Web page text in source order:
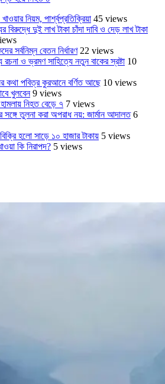
নিয়ম, পার্শ্বপ্রতিক্রিয়া 45 views
দুই লাখ টাকা চাঁদা দাবি ও দেড় লাখ টাকা
সর্বনিম্ন বেতন নির্ধারণ 22 views
ও ভ্রমণ সাহিত্যে নতুন বাকের স্রষ্টা 10
কথা পবিত্র কুরআনে বর্ণিত আছে 10 views
খুলবেন 9 views
নিহত বেড়ে ৭ 7 views
সঙ্গে তুলনা করা অপরাধ নয়: জার্মান আদালত 6
হলো সাড়ে ১০ হাজার টাকায় 5 views
কি নিরাপদ? 5 views